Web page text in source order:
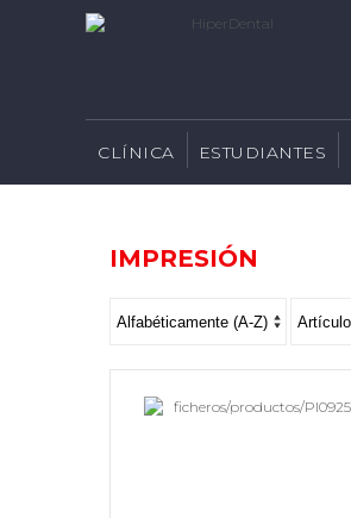
CLÍNICA ESTUDIANTES
IMPRESIÓN